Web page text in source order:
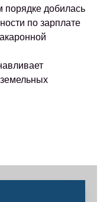
порядке добилась
по зарплате